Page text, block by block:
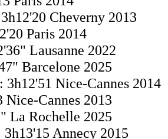
Cheverny 2013
Paris 2014
Lausanne 2022
Barcelone 2025
3h12'51 Nice-Cannes 2014
Nice-Cannes 2013
La Rochelle 2025
Annecy 2015